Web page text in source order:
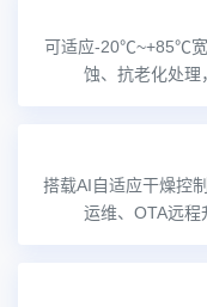
可适应-20℃~+85℃宽
蚀、抗老化处理
搭载AI自适应干燥控
运维、OTA远